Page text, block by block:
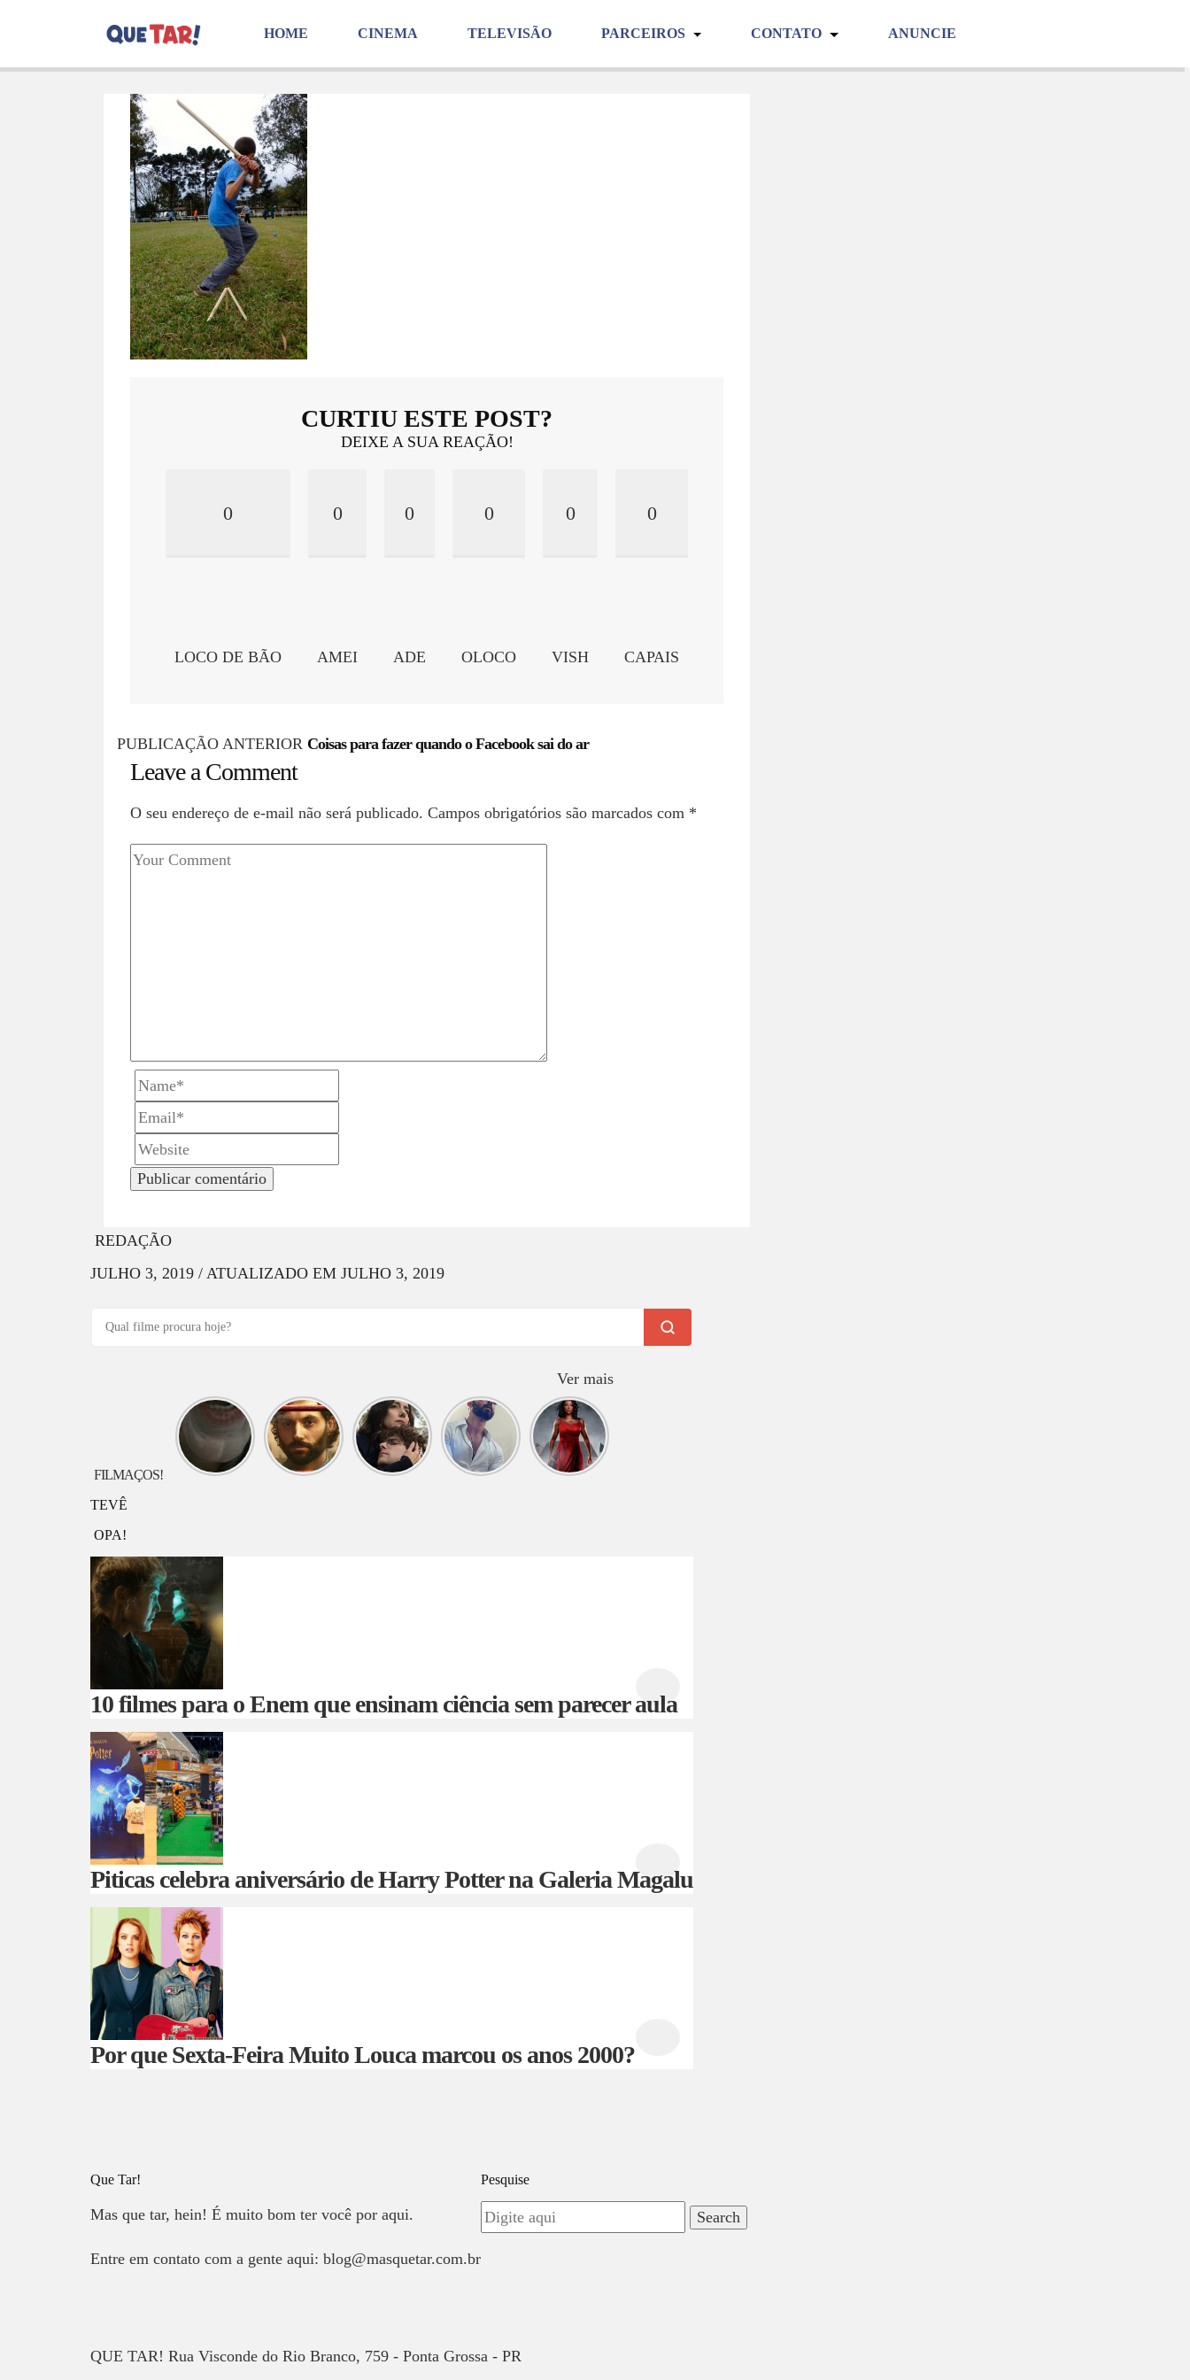
HOME CINEMA TELEVISÃO PARCEIROS CONTATO ANUNCIE
CURTIU ESTE POST?
DEIXE A SUA REAÇÃO!
0
LOCO DE BÃO
0
AMEI
0
ADE
0
OLOCO
0
VISH
0
CAPAIS
P
n
PUBLICAÇÃO ANTERIOR Coisas para fazer quando o Facebook sai do ar
Leave a Comment
O seu endereço de e-mail não será publicado. Campos obrigatórios são marcados com *
REDAÇÃO
JULHO 3, 2019 / ATUALIZADO EM JULHO 3, 2019
Ver mais
O que
assistir
hoje?
Longlegs
O que
assistir
hoje?
VOCÊ
O que
assistir
hoje? O
Jardineiro
O que
assistir
hoje?
DEVA
O que
assistir
hoje? G20
FILMAÇOS!
TEVÊ
OPA!
10 filmes para o Enem que ensinam ciência sem parecer aula
Piticas celebra aniversário de Harry Potter na Galeria Magalu
Por que Sexta-Feira Muito Louca marcou os anos 2000?
Que Tar!
Mas que tar, hein! É muito bom ter você por aqui.
Entre em contato com a gente aqui: blog@masquetar.com.br
Pesquise
QUE TAR! Rua Visconde do Rio Branco, 759 - Ponta Grossa - PR